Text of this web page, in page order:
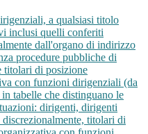
a qualsiasi titolo
inclusi quelli conferiti
dall'organo di indirizzo
procedure pubbliche di
titolari di posizione
con funzioni dirigenziali (da
tabelle che distinguano le
dirigenti, dirigenti
titolari di